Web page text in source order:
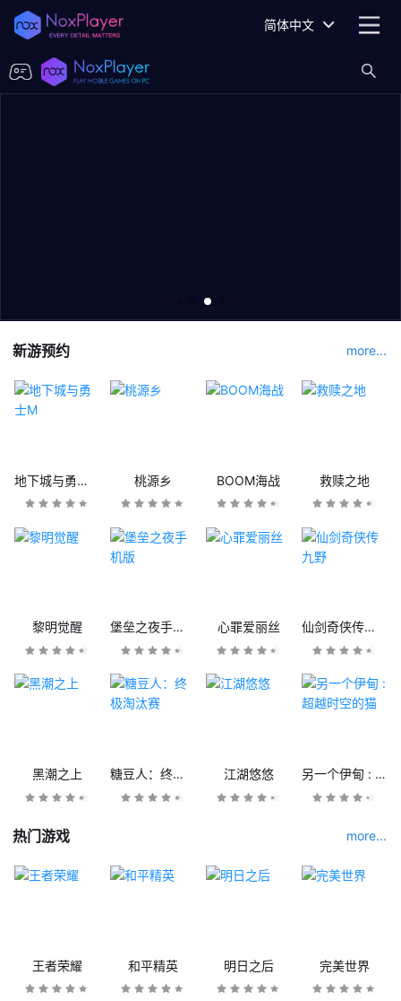
简体中文
新游预约 more...
地下城与勇士M 桃源乡 BOOM海战 救赎之地
黎明觉醒 堡垒之夜手机版 心罪爱丽丝 仙剑奇侠传九野
黑潮之上 糖豆人：终极淘汰赛 江湖悠悠 另一个伊甸 : 超越时空的猫
热门游戏 more...
王者荣耀 和平精英 明日之后 完美世界